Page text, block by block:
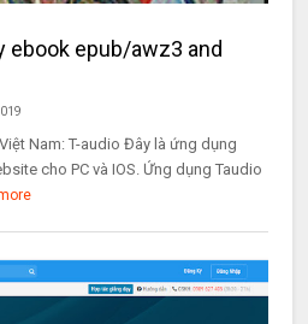
ebook epub/awz3 and
Nam: T-audio Đây là ứng dụng
cho PC và IOS. Ứng dụng Taudio